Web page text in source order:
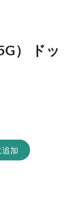
） ドッ
追加